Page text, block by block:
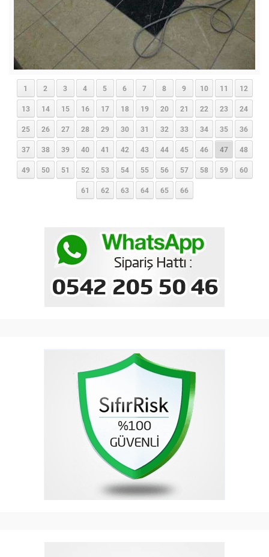
1 2 3 4 5 6 7 8 9 10 11 12
13 14 15 16 17 18 19 20 21 22 23 24
25 26 27 28 29 30 31 32 33 34 35 36
37 38 39 40 41 42 43 44 45 46 47 48
49 50 51 52 53 54 55 56 57 58 59 60
61 62 63 64 65 66